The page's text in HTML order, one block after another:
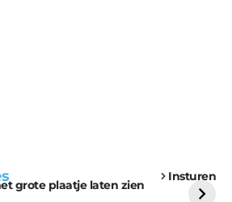
Insturen
grote plaatje laten zien
uitdaging